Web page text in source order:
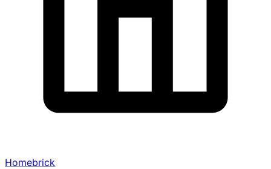
Homebrick